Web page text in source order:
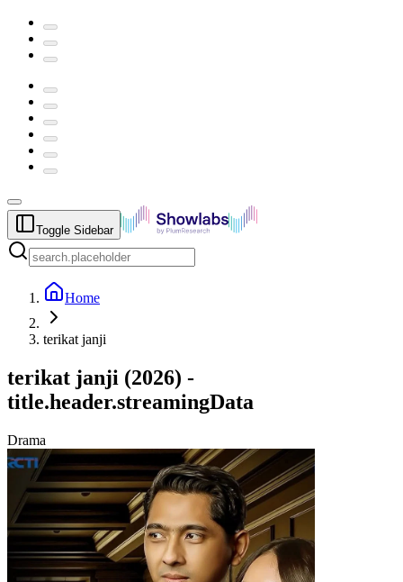
Toggle Sidebar
Home
terikat janji
terikat janji (2026) -
title.header.streamingData
Drama